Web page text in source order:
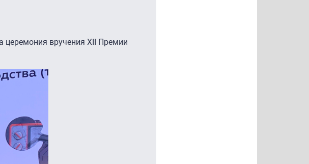
вручения XII Премии